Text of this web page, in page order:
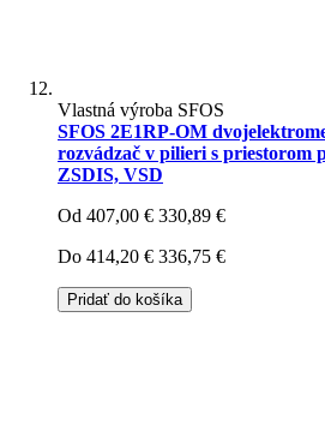
Vlastná výroba SFOS
SFOS 2E1RP-OM
rozvádzač v pilieri s priestorom
ZSDIS, VSD
Od 407,00 € 330,89 €
Do 414,20 € 336,75 €
Pridať do košíka